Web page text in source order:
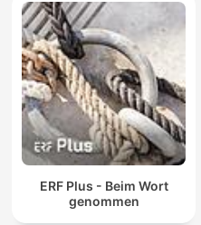
ERF Plus - Beim Wort
genommen